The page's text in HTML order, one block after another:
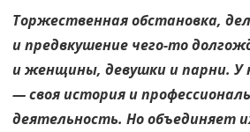
Торжественная обстановка,
и предвкушение чего-то
и женщины, девушки и парни. У
— своя история и
деятельность. Но объединяет